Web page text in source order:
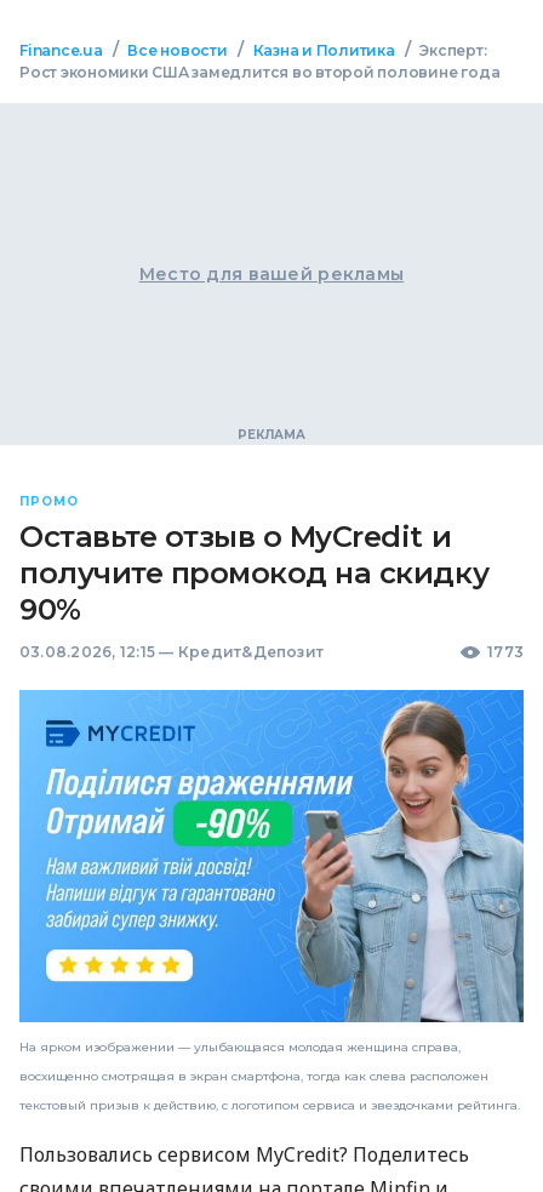
Finance.ua / Все новости / Казна и Политика / Эксперт:
Рост экономики США замедлится во второй половине года
Место для вашей рекламы
ПРОМО
Оставьте отзыв о MyCredit и
получите промокод на скидку
90%
03.08.2026, 12:15 — Кредит&Депозит 1773
На ярком изображении — улыбающаяся молодая женщина справа,
восхищенно смотрящая в экран смартфона, тогда как слева расположен
текстовый призыв к действию, с логотипом сервиса и звездочками рейтинга.
Пользовались сервисом MyCredit? Поделитесь